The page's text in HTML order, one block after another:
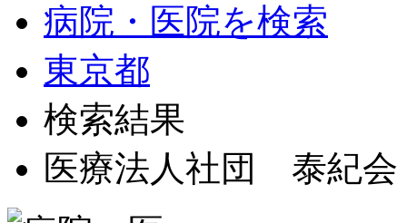
病院・医院を検索
東京都
検索結果
医療法人社団 泰紀